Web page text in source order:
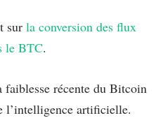
sur la conversion des flux
le BTC.
récente du Bitcoin
l’intelligence artificielle.